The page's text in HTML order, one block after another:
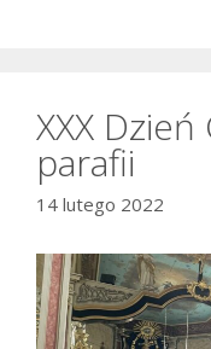
XXX
parafii
14 lutego 2022